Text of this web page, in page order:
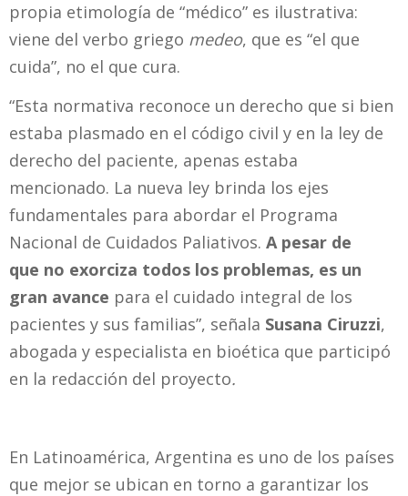
propia etimología de “médico” es ilustrativa:
viene del verbo griego medeo, que es “el que
cuida”, no el que cura.
“Esta normativa reconoce un derecho que si bien
estaba plasmado en el código civil y en la ley de
derecho del paciente, apenas estaba
mencionado. La nueva ley brinda los ejes
fundamentales para abordar el Programa
Nacional de Cuidados Paliativos. A pesar de
que no exorciza todos los problemas, es un
gran avance para el cuidado integral de los
pacientes y sus familias”, señala Susana Ciruzzi,
abogada y especialista en bioética que participó
en la redacción del proyecto.
En Latinoamérica, Argentina es uno de los países
que mejor se ubican en torno a garantizar los